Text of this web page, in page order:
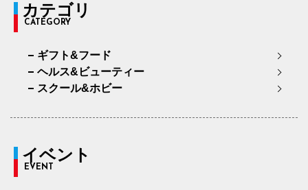
カテゴリ
CATEGORY
ギフト&フード
ヘルス&ビューティー
スクール&ホビー
イベント
EVENT